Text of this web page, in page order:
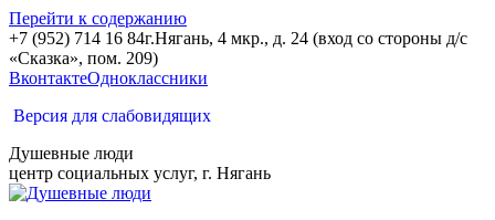
Перейти к содержанию
+7 (952) 714 16 84г.Нягань, 4 мкр., д. 24 (вход со стороны д/с
«Сказка», пом. 209)
ВконтактеОдноклассники
Версия для слабовидящих
Душевные люди
центр социальных услуг, г. Нягань